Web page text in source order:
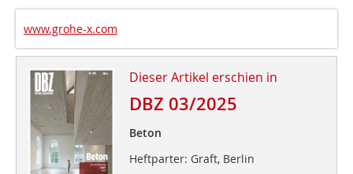
www.grohe-x.com
Dieser Artikel erschien in
DBZ 03/2025
Beton
Heftparter: Graft, Berlin